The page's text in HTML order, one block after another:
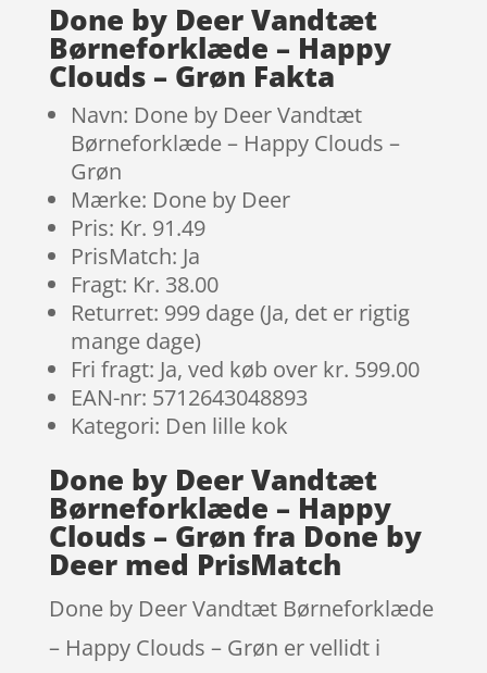
Done by Deer Vandtæt
Børneforklæde – Happy
Clouds – Grøn Fakta
Navn: Done by Deer Vandtæt
Børneforklæde – Happy Clouds –
Grøn
Mærke: Done by Deer
Pris: Kr. 91.49
PrisMatch: Ja
Fragt: Kr. 38.00
Returret: 999 dage (Ja, det er rigtig
mange dage)
Fri fragt: Ja, ved køb over kr. 599.00
EAN-nr: 5712643048893
Kategori: Den lille kok
Done by Deer Vandtæt
Børneforklæde – Happy
Clouds – Grøn fra Done by
Deer med PrisMatch
Done by Deer Vandtæt Børneforklæde
– Happy Clouds – Grøn er vellidt i